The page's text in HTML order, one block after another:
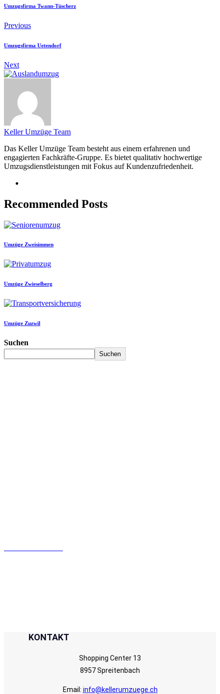
Umzugsfirma Twann-Tüscherz
Previous
Umzugsfirma Uetendorf
Next
Keller Umzüge Team
Das Keller Umzüge Team besteht aus einem erfahrenen und
engagierten Fachkräfte-Gruppe. Es bietet qualitativ hochwertige
Umzugsdienstleistungen mit Fokus auf Kundenzufriedenheit.
Recommended Posts
Umzüge Zweisimmen
Umzüge Zwieselberg
Umzüge Zuzwil
Suchen
Suchen
KONTAKT
Shopping Center 13
8957 Spreitenbach
Email: info@kellerumzuege.ch